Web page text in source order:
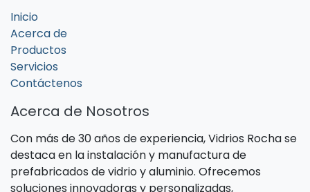
Inicio
Acerca de
Productos
Servicios
Contáctenos
Acerca de Nosotros
Con más de 30 años de experiencia, Vidrios Rocha se
destaca en la instalación y manufactura de
prefabricados de vidrio y aluminio. Ofrecemos
soluciones innovadoras y personalizadas,